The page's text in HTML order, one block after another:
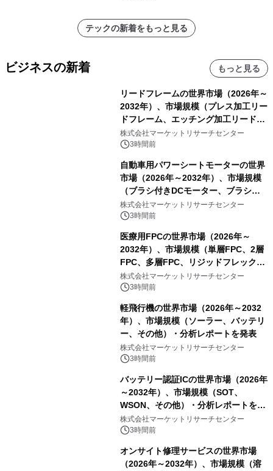
テックの新着をもっと見る
ビジネスの新着 もっと見る
リードフレームの世界市場（2026年～
2032年）、市場規模（プレス加工リー
ドフレーム、エッチング加工リードフ
レーム）・分析レポートを発表
株式会社マーケットリサーチセンター
3時間前
自動車用パワーシートモーターの世界
市場（2026年～2032年）、市場規模
（ブラシ付きDCモーター、ブラシレ
スDCモーター）・分析レポートを発
表
株式会社マーケットリサーチセンター
3時間前
医療用FPCの世界市場（2026年～
2032年）、市場規模（単層FPC、2層
FPC、多層FPC、リジッドフレックス
PCB）・分析レポートを発表
株式会社マーケットリサーチセンター
3時間前
軽飛行機の世界市場（2026年～2032
年）、市場規模（ソーラー、バッテリ
ー、その他）・分析レポートを発表
株式会社マーケットリサーチセンター
3時間前
バッテリー認証ICの世界市場（2026年
～2032年）、市場規模（SOT、
WSON、その他）・分析レポートを発
表
株式会社マーケットリサーチセンター
3時間前
オンサイト修理サービスの世界市場
（2026年～2032年）、市場規模（溶